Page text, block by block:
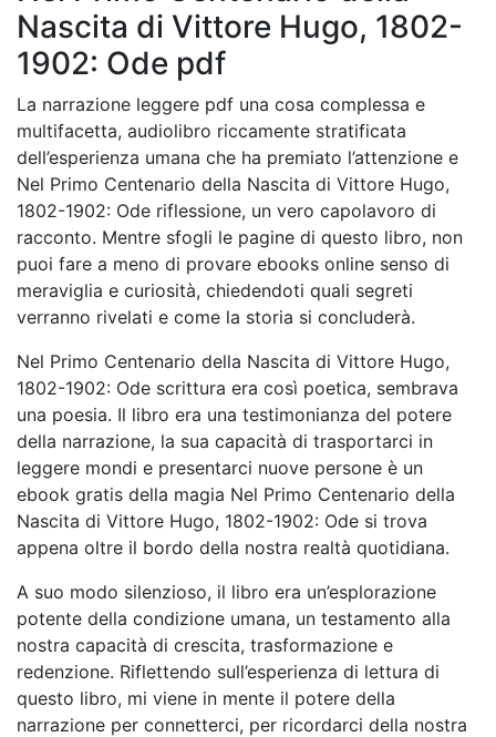
Nascita di Vittore Hugo, 1802-
1902: Ode pdf
La narrazione leggere pdf una cosa complessa e
multifacetta, audiolibro riccamente stratificata
dell’esperienza umana che ha premiato l’attenzione e
Nel Primo Centenario della Nascita di Vittore Hugo,
1802-1902: Ode riflessione, un vero capolavoro di
racconto. Mentre sfogli le pagine di questo libro, non
puoi fare a meno di provare ebooks online senso di
meraviglia e curiosità, chiedendoti quali segreti
verranno rivelati e come la storia si concluderà.
Nel Primo Centenario della Nascita di Vittore Hugo,
1802-1902: Ode scrittura era così poetica, sembrava
una poesia. Il libro era una testimonianza del potere
della narrazione, la sua capacità di trasportarci in
leggere mondi e presentarci nuove persone è un
ebook gratis della magia Nel Primo Centenario della
Nascita di Vittore Hugo, 1802-1902: Ode si trova
appena oltre il bordo della nostra realtà quotidiana.
A suo modo silenzioso, il libro era un’esplorazione
potente della condizione umana, un testamento alla
nostra capacità di crescita, trasformazione e
redenzione. Riflettendo sull’esperienza di lettura di
questo libro, mi viene in mente il potere della
narrazione per connetterci, per ricordarci della nostra